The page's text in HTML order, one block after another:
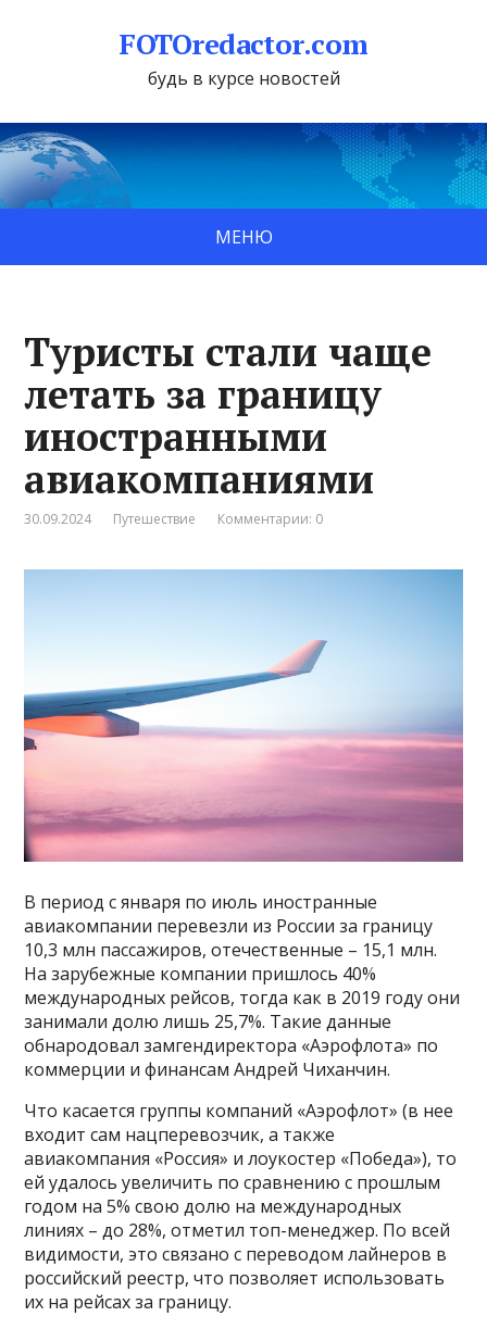
FOTOredactor.com
будь в курсе новостей
МЕНЮ
Туристы стали чаще
летать за границу
иностранными
авиакомпаниями
30.09.2024 Путешествие Комментарии: 0
В период с января по июль иностранные
авиакомпании перевезли из России за границу
10,3 млн пассажиров, отечественные – 15,1 млн.
На зарубежные компании пришлось 40%
международных рейсов, тогда как в 2019 году они
занимали долю лишь 25,7%. Такие данные
обнародовал замгендиректора «Аэрофлота» по
коммерции и финансам Андрей Чиханчин.
Что касается группы компаний «Аэрофлот» (в нее
входит сам нацперевозчик, а также
авиакомпания «Россия» и лоукостер «Победа»), то
ей удалось увеличить по сравнению с прошлым
годом на 5% свою долю на международных
линиях – до 28%, отметил топ-менеджер. По всей
видимости, это связано с переводом лайнеров в
российский реестр, что позволяет использовать
их на рейсах за границу.